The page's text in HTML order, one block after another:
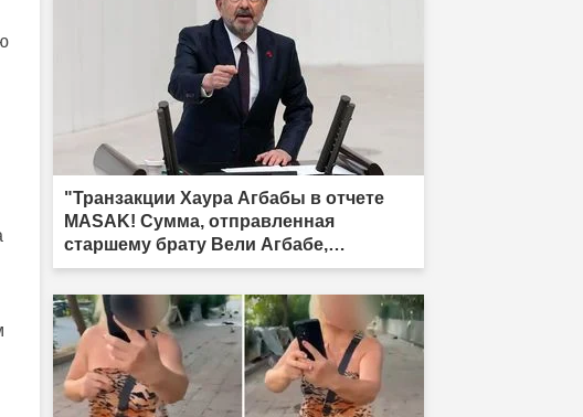
"Транзакции Хаура Агбабы в отчете
MASAK! Сумма, отправленная
старшему брату Вели Агбабе,
поразила"